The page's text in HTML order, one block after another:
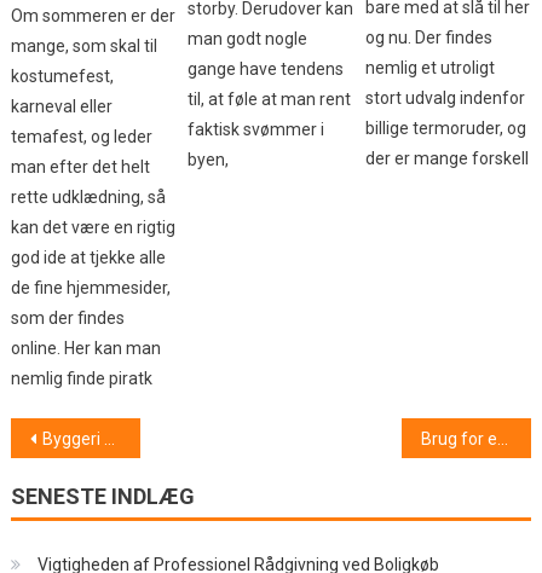
Om sommeren er der
mange, som skal til
kostumefest,
karneval eller
temafest, og leder
man efter det helt
rette udklædning, så
kan det være en rigtig
god ide at tjekke alle
de fine hjemmesider,
som der findes
online. Her kan man
nemlig finde piratk
storby. Derudover kan
man godt nogle
gange have tendens
til, at føle at man rent
faktisk svømmer i
byen,
bare med at slå til her
og nu. Der findes
nemlig et utroligt
stort udvalg indenfor
billige termoruder, og
der er mange forskell
Indlægsnavigation
Byggeri der skræmmer naturen væk
SENESTE INDLÆG
Vigtigheden af Professionel Rådgivning ved Boligkøb